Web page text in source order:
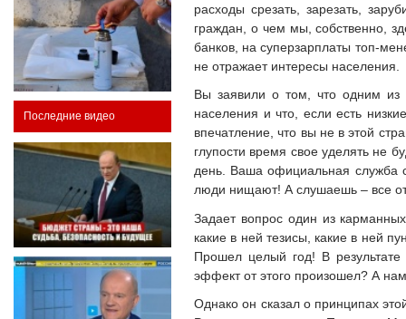
Последние видео
расходы срезать, зарезать,
граждан, о чем мы, собственно,
банков, на суперзарплаты топ-
не отражает интересы населения.
Вы заявили о том, что одним из
населения и что, если есть
впечатление, что вы не в этой
глупости время свое уделять не
день. Ваша официальная служба
люди нищают! А слушаешь – все
Задает вопрос один из
какие в ней тезисы, какие в ней
Прошел целый год! В результате
эффект от этого произошел? А
Однако он сказал о принципах